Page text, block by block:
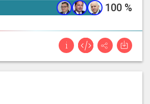
100% 100 %